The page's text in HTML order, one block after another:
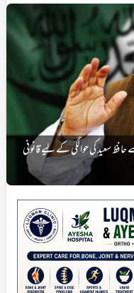
سعید کی حوالگی کے لیے قانونی